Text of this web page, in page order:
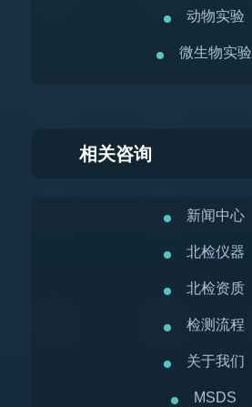
动物实验
微生物实验
相关咨询
新闻中心
北检仪器
北检资质
检测流程
关于我们
MSDS